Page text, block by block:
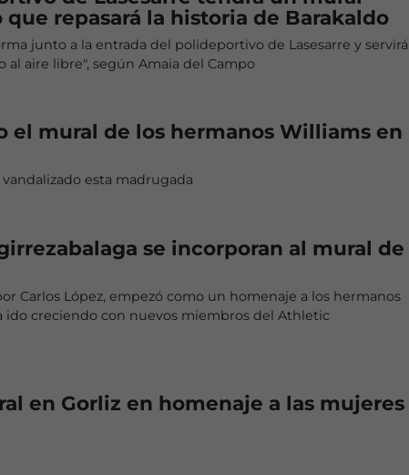
repasará la historia de Barakaldo
junto a la entrada del polideportivo de Lasesarre y
al aire libre", según Amaia del Campo
el mural de los hermanos Williams en
esta madrugada
se incorporan al mural de
Carlos López, empezó como un homenaje a los hermanos
ido creciendo con nuevos miembros del Athletic
en Gorliz en homenaje a las mujeres